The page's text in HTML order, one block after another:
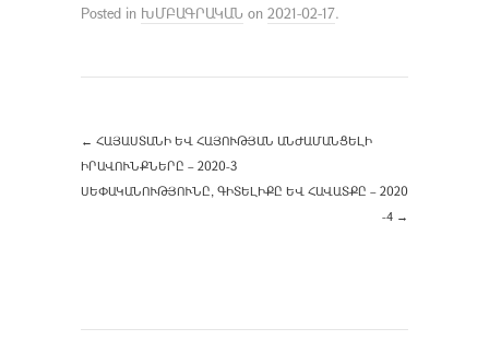
Posted in ԽՄԲԱԳՐԱԿԱՆ on 2021-02-17.
← ՀԱՅԱՍՏԱՆԻ ԵՎ ՀԱՅՈՒԹՅԱՆ ԱՆԺԱՄԱՆՑԵԼԻ
ԻՐԱՎՈՒՆՔՆԵՐԸ – 2020-3
ՍԵՓԱԿԱՆՈՒԹՅՈՒՆԸ, ԳԻՏԵԼԻՔԸ ԵՎ ՀԱՎԱՏՔԸ – 2020
-4 →